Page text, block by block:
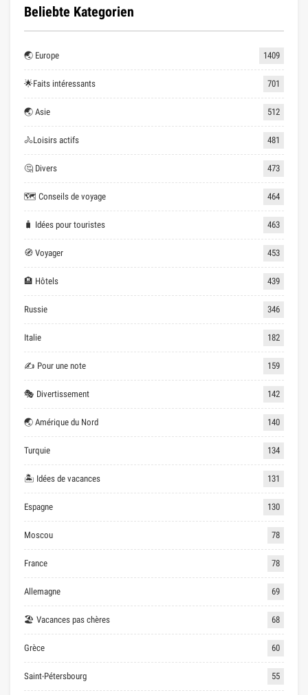
Beliebte Kategorien
🌏 Europe 1409
🌟Faits intéressants 701
🌏 Asie 512
🚴Loisirs actifs 481
🤔 Divers 473
🗺 Conseils de voyage 464
🧳 Idées pour touristes 463
🧭 Voyager 453
🏨 Hôtels 439
Russie 346
Italie 182
✍ Pour une note 159
🎭 Divertissement 142
🌏 Amérique du Nord 140
Turquie 134
🏝 Idées de vacances 131
Espagne 130
Moscou 78
France 78
Allemagne 69
🏖 Vacances pas chères 68
Grèce 60
Saint-Pétersbourg 55